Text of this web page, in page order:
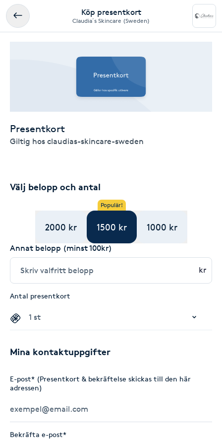
Köp presentkort
Claudia´s Skincare (Sweden)
Presentkort
Giltig hos claudias-skincare-sweden
Välj belopp och antal
2000 kr
Populär!
1500 kr 1000 kr
Annat belopp (minst 100kr)
kr
Antal presentkort
Mina kontaktuppgifter
E-post* (Presentkort & bekräftelse skickas till den här
adressen)
Bekräfta e-post*